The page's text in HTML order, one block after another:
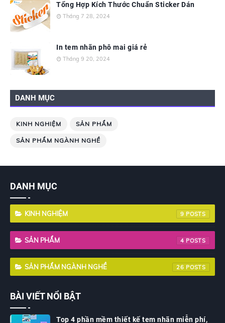
Tổng Hợp Kích Thước Chuẩn Sticker Dán
Tháng 7 28, 2024
In tem nhãn phô mai giá rẻ
Tháng 9 20, 2024
DANH MỤC
KINH NGHIỆM SẢN PHẨM
SẢN PHẨM NGÀNH NGHỀ
DANH MỤC
KINH NGHIỆM 9
SẢN PHẨM 4
SẢN PHẨM NGÀNH NGHỀ 26
BÀI VIẾT NỔI BẬT
Top 4 phần mềm thiết kế tem nhãn miễn phí,